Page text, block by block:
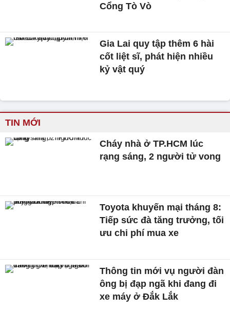
Cổng Tò Vò
Gia Lai quy tập thêm 6 hài
cốt liệt sĩ, phát hiện nhiều
kỷ vật quý
TIN MỚI
Cháy nhà ở TP.HCM lúc
rạng sáng, 2 người tử vong
Toyota khuyến mại tháng 8:
Tiếp sức đà tăng trưởng, tối
ưu chi phí mua xe
Thông tin mới vụ người đàn
ông bị đạp ngã khi đang đi
xe máy ở Đắk Lắk